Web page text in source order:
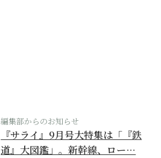
編集部からのお知らせ
『サライ』9月号大特集は「『鉄
道』大図鑑」。新幹線、ロー…